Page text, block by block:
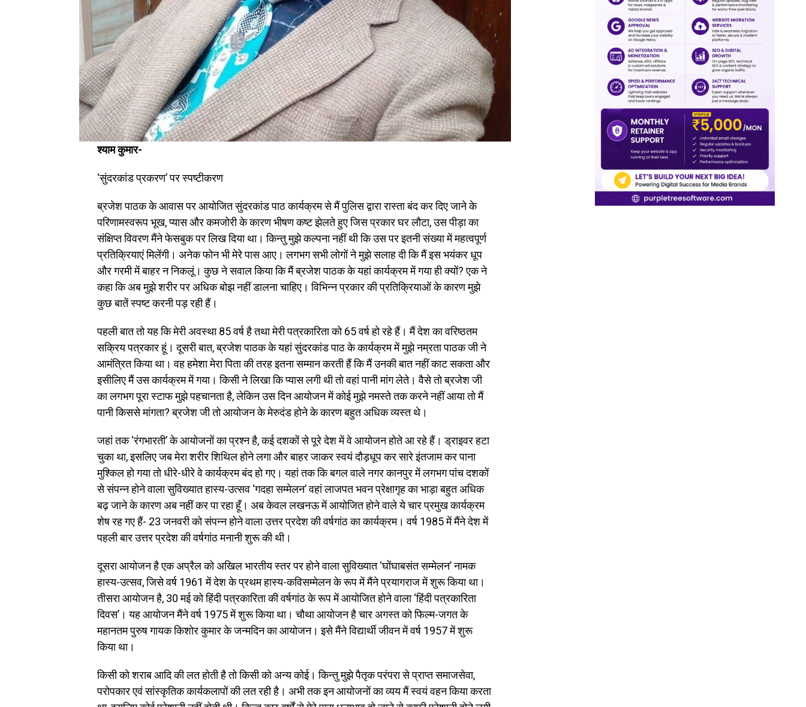
श्याम कुमार-
‘सुंदरकांड प्रकरण’ पर स्पष्टीकरण
ब्रजेश पाठक के आवास पर आयोजित सुंदरकांड पाठ कार्यक्रम से मैं पुलिस द्वारा रास्ता बंद कर दिए जाने के
परिणामस्वरूप भूख, प्यास और कमजोरी के कारण भीषण कष्ट झेलते हुए जिस प्रकार घर लौटा, उस पीड़ा का
संक्षिप्त विवरण मैंने फेसबुक पर लिख दिया था। किन्तु मुझे कल्पना नहीं थी कि उस पर इतनी संख्या में महत्वपूर्ण
प्रतिक्रियाएं मिलेंगी। अनेक फोन भी मेरे पास आए। लगभग सभी लोगों ने मुझे सलाह दी कि मैं इस भयंकर धूप
और गरमी में बाहर न निकलूं। कुछ ने सवाल किया कि मैं ब्रजेश पाठक के यहां कार्यक्रम में गया ही क्यों? एक ने
कहा कि अब मुझे शरीर पर अधिक बोझ नहीं डालना चाहिए। विभिन्न प्रकार की प्रतिक्रियाओं के कारण मुझे
कुछ बातें स्पष्ट करनी पड़ रही हैं।
पहली बात तो यह कि मेरी अवस्था 85 वर्ष है तथा मेरी पत्रकारिता को 65 वर्ष हो रहे हैं। मैं देश का वरिष्ठतम
सक्रिय पत्रकार हूं। दूसरी बात, ब्रजेश पाठक के यहां सुंदरकांड पाठ के कार्यक्रम में मुझे नम्रता पाठक जी ने
आमंत्रित किया था। वह हमेशा मेरा पिता की तरह इतना सम्मान करती हैं कि मैं उनकी बात नहीं काट सकता और
इसीलिए मैं उस कार्यक्रम में गया। किसी ने लिखा कि प्यास लगी थी तो वहां पानी मांग लेते। वैसे तो ब्रजेश जी
का लगभग पूरा स्टाफ मुझे पहचानता है, लेकिन उस दिन आयोजन में कोई मुझे नमस्ते तक करने नहीं आया तो मैं
पानी किससे मांगता? ब्रजेश जी तो आयोजन के मेरुदंड होने के कारण बहुत अधिक व्यस्त थे।
जहां तक ‘रंगभारती’ के आयोजनों का प्रश्न है, कई दशकों से पूरे देश में वे आयोजन होते आ रहे हैं। ड्राइवर हटा
चुका था, इसलिए जब मेरा शरीर शिथिल होने लगा और बाहर जाकर स्वयं दौड़धूप कर सारे इंतजाम कर पाना
मुश्किल हो गया तो धीरे-धीरे वे कार्यक्रम बंद हो गए। यहां तक कि बगल वाले नगर कानपुर में लगभग पांच दशकों
से संपन्न होने वाला सुविख्यात हास्य-उत्सव ‘गदहा सम्मेलन’ वहां लाजपत भवन प्रेक्षागृह का भाड़ा बहुत अधिक
बढ़ जाने के कारण अब नहीं कर पा रहा हूँ। अब केवल लखनऊ में आयोजित होने वाले ये चार प्रमुख कार्यक्रम
शेष रह गए हैं- 23 जनवरी को संपन्न होने वाला उत्तर प्रदेश की वर्षगांठ का कार्यक्रम। वर्ष 1985 में मैंने देश में
पहली बार उत्तर प्रदेश की वर्षगांठ मनानी शुरू की थी।
दूसरा आयोजन है एक अप्रैल को अखिल भारतीय स्तर पर होने वाला सुविख्यात ‘घोंघाबसंत सम्मेलन’ नामक
हास्य-उत्सव, जिसे वर्ष 1961 में देश के प्रथम हास्य-कविसम्मेलन के रूप में मैंने प्रयागराज में शुरू किया था।
तीसरा आयोजन है, 30 मई को हिंदी पत्रकारिता की वर्षगांठ के रूप में आयोजित होने वाला ‘हिंदी पत्रकारिता
दिवस’। यह आयोजन मैंने वर्ष 1975 में शुरू किया था। चौथा आयोजन है चार अगस्त को फिल्म-जगत के
महानतम पुरुष गायक किशोर कुमार के जन्मदिन का आयोजन। इसे मैंने विद्यार्थी जीवन में वर्ष 1957 में शुरू
किया था।
किसी को शराब आदि की लत होती है तो किसी को अन्य कोई। किन्तु मुझे पैतृक परंपरा से प्राप्त समाजसेवा,
परोपकार एवं सांस्कृतिक कार्यकलापों की लत रही है। अभी तक इन आयोजनों का व्यय मैं स्वयं वहन किया करता